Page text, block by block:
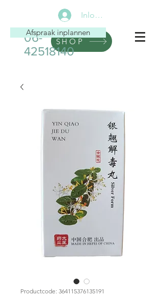
Inloggen
SHOP
06-
42518140
Afspraak inplannen
Productcode: 364115376135191